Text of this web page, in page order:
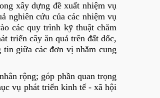
xây dựng đề xuất nhiệm vụ
nghiên cứu của các nhiệm vụ
các quy trình kỹ thuật chăm
triển cây ăn quả trên đất dốc,
giữa các đơn vị nhằm cung
rộng; góp phần quan trọng
vụ phát triển kinh tế - xã hội